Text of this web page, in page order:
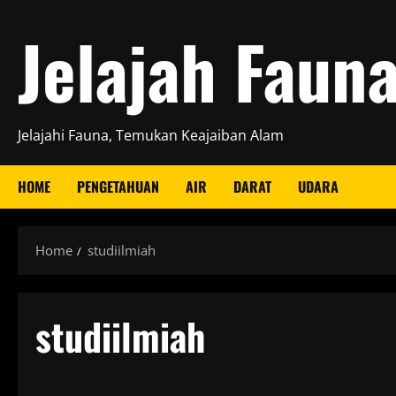
content
Jelajah
Jelajahi Fauna, Temukan Keajaiban Alam
HOME PENGETAHUAN AIR DARAT UDARA
Home studiilmiah
studiilmiah